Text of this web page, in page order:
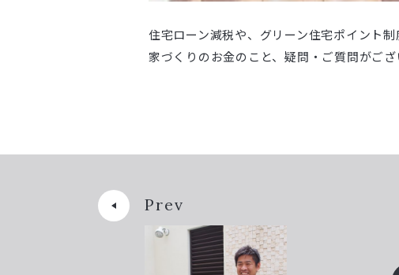
住宅ローン減税や、グリーン住宅ポイント制
家づくりのお金のこと、疑問・ご質問がご
Prev